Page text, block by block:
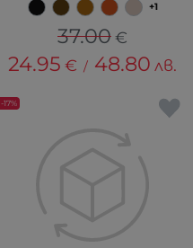
+1
37.00€
24.95 € / 48.80 лв.
-17%